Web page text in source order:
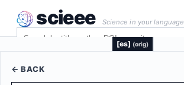
scieee Science in your language
[es] (orig)
← BACK